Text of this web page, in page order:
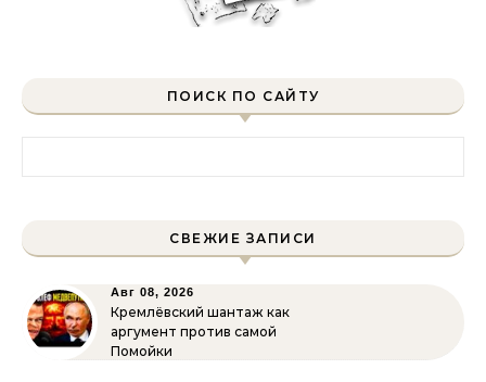
ПОИСК ПО САЙТУ
СВЕЖИЕ ЗАПИСИ
Авг 08, 2026
Кремлёвский шантаж как
аргумент против самой
Помойки